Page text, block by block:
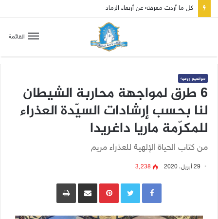
كل ما أردت معرفته عن أربعاء الرماد
القائمة
مواضيع روحية
6 طرق لمواجهة محاربة الشيطان
لنا بحسب إرشادات السيّدة العذراء
للمكرّمة ماريا داغريدا
من كتاب الحياة الإلهية للعذراء مريم
29 أبريل، 2020 3٬238
Pinterestمشاركة عبر البريد طباعة